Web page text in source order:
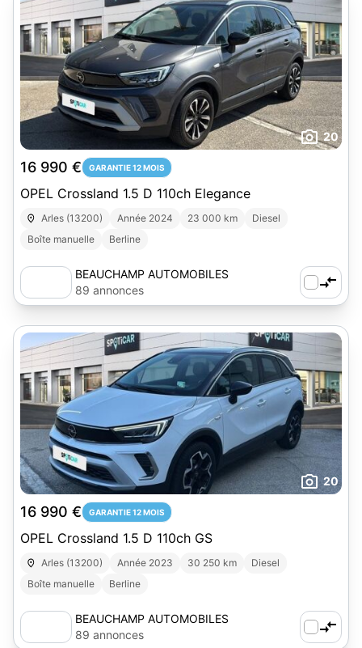
20
16 990 € GARANTIE 12 MOIS
OPEL Crossland 1.5 D 110ch Elegance
Arles (13200) Année 2024 23 000 km
Diesel
Boîte manuelle
Berline
BEAUCHAMP AUTOMOBILES
89 annonces
20
16 990 € GARANTIE 12 MOIS
OPEL Crossland 1.5 D 110ch GS
Arles (13200) Année 2023 30 250 km
Diesel
Boîte manuelle
Berline
BEAUCHAMP AUTOMOBILES
89 annonces